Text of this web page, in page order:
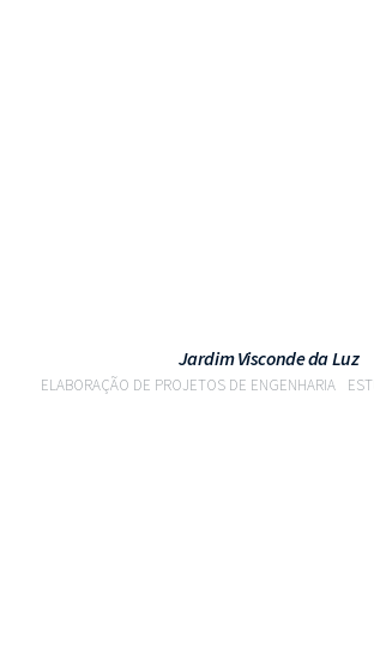
Jardim Visconde da Luz
ELABORAÇÃO DE PROJETOS DE ENGENHARIA